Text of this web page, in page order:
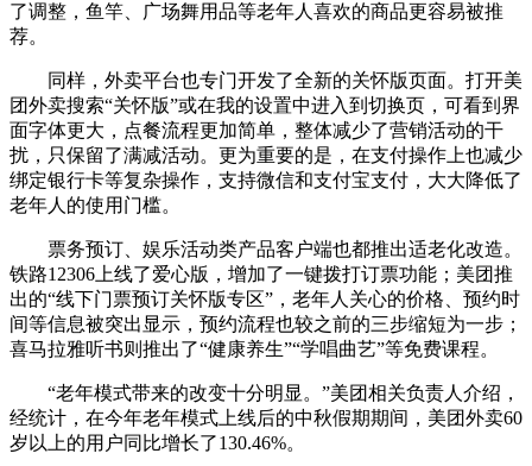
了调整，鱼竿、广场舞用品等老年人喜欢的商品更容易被推
荐。
同样，外卖平台也专门开发了全新的关怀版页面。打开美
团外卖搜索“关怀版”或在我的设置中进入到切换页，可看到界
面字体更大，点餐流程更加简单，整体减少了营销活动的干
扰，只保留了满减活动。更为重要的是，在支付操作上也减少
绑定银行卡等复杂操作，支持微信和支付宝支付，大大降低了
老年人的使用门槛。
票务预订、娱乐活动类产品客户端也都推出适老化改造。
铁路12306上线了爱心版，增加了一键拨打订票功能；美团推
出的“线下门票预订关怀版专区”，老年人关心的价格、预约时
间等信息被突出显示，预约流程也较之前的三步缩短为一步；
喜马拉雅听书则推出了“健康养生”“学唱曲艺”等免费课程。
“老年模式带来的改变十分明显。”美团相关负责人介绍，
经统计，在今年老年模式上线后的中秋假期期间，美团外卖60
岁以上的用户同比增长了130.46%。